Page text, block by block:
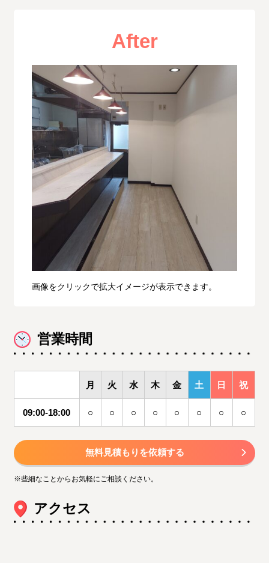
After
画像をクリックで拡大イメージが表示できます。
営業時間
月 火 水 木 金 土 日 祝
09:00-18:00 ○ ○ ○ ○ ○ ○ ○ ○
無料見積もりを依頼する
※些細なことからお気軽にご相談ください。
アクセス